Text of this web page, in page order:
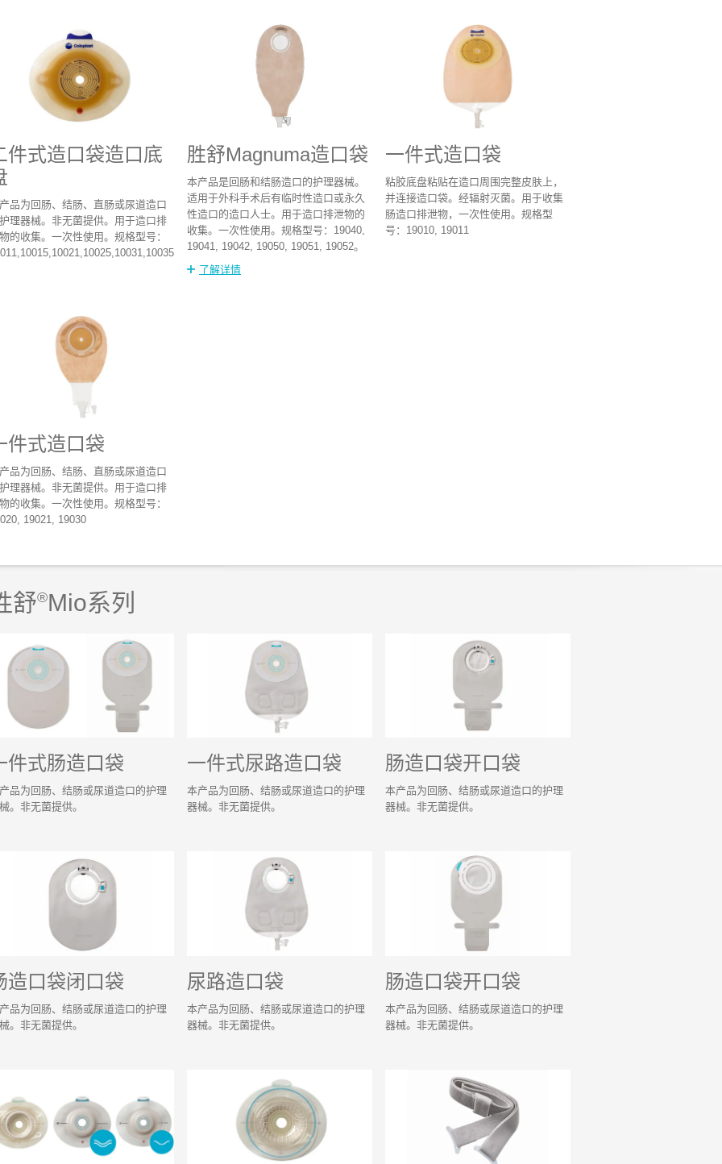
件式造口袋造口底
品为回肠、结肠、直肠或尿道造口
理器械。非无菌提供。用于造口排
的收集。一次性使用。规格型号：
胜舒Magnuma造口袋
本产品是回肠和结肠造口的护理器械。
适用于外科手术后有临时性造口或永久
性造口的造口人士。用于造口排泄物的
收集。一次性使用。规格型号：19040,
19041, 19042, 19050, 19051, 19052。
了解详情
一件式造口袋
粘胶底盘粘贴在造口周围完整皮肤上，
并连接造口袋。经辐射灭菌。用于收集
肠造口排泄物，一次性使用。规格型
号：19010, 19011
件式造口袋
品为回肠、结肠、直肠或尿道造口
理器械。非无菌提供。用于造口排
的收集。一次性使用。规格型号：
19021, 19030
舒®Mio系列
件式肠造口袋
品为回肠、结肠或尿道造口的护理
。非无菌提供。
一件式尿路造口袋
本产品为回肠、结肠或尿道造口的护理
器械。非无菌提供。
肠造口袋开口袋
本产品为回肠、结肠或尿道造口的护理
器械。非无菌提供。
造口袋闭口袋
品为回肠、结肠或尿道造口的护理
。非无菌提供。
尿路造口袋
本产品为回肠、结肠或尿道造口的护理
器械。非无菌提供。
肠造口袋开口袋
本产品为回肠、结肠或尿道造口的护理
器械。非无菌提供。